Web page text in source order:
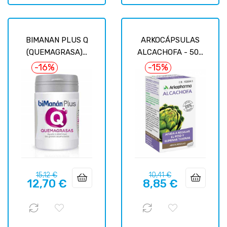
BIMANAN PLUS Q
(QUEMAGRASA)...
-16%
Precio
regular
15,12 €Precio
12,70 €
ARKOCÁPSULAS
ALCACHOFA - 50...
-15%
Precio
regular
10,41 €Precio
8,85 €